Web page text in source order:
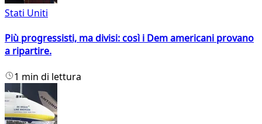
Stati Uniti
Più progressisti, ma divisi: così i Dem americani provano
a ripartire.
1 min di lettura